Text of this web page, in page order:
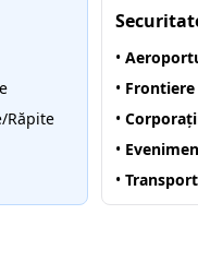
Răpite
•
• Frontiere
•
•
•